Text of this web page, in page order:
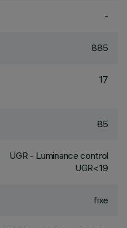
-
885
17
85
UGR - Luminance control
UGR<19
fixe